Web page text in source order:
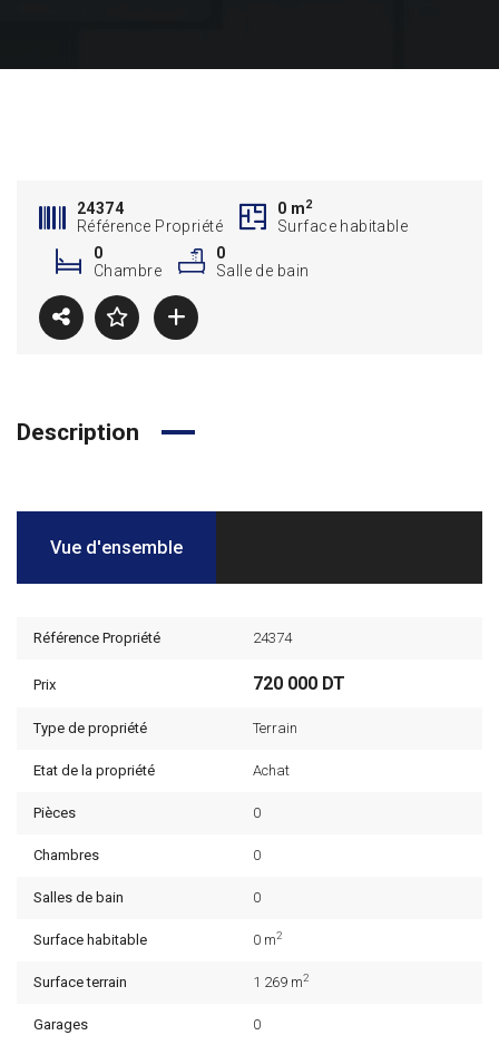
24374
Référence Propriété
0 m2
Surface habitable
0
Chambre
0
Salle de bain
Description
Vue d'ensemble
Référence Propriété 24374
Prix 720 000 DT
Type de propriété Terrain
Etat de la propriété Achat
Pièces 0
Chambres 0
Salles de bain 0
Surface habitable 0 m2
Surface terrain 1 269 m2
Garages 0